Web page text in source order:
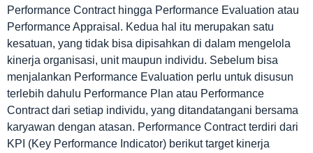
Performance Contract hingga Performance Evaluation atau
Performance Appraisal. Kedua hal itu merupakan satu
kesatuan, yang tidak bisa dipisahkan di dalam mengelola
kinerja organisasi, unit maupun individu. Sebelum bisa
menjalankan Performance Evaluation perlu untuk disusun
terlebih dahulu Performance Plan atau Performance
Contract dari setiap individu, yang ditandatangani bersama
karyawan dengan atasan. Performance Contract terdiri dari
KPI (Key Performance Indicator) berikut target kinerja